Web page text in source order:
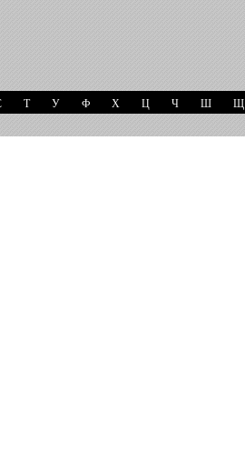
Т У Ф Х Ц Ч Ш Щ